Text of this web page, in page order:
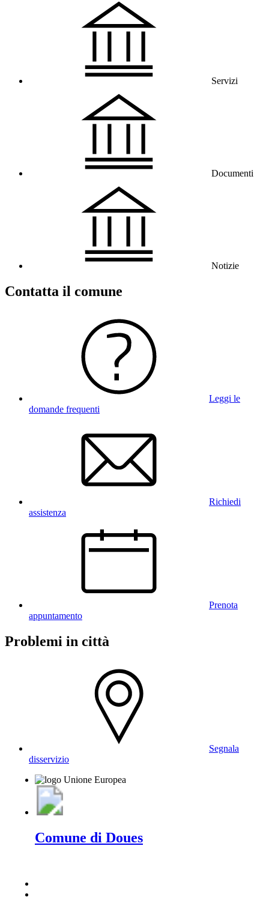
Servizi
Documenti
Notizie
Contatta il comune
Leggi le
domande frequenti
Richiedi
assistenza
Prenota
appuntamento
Problemi in città
Segnala
disservizio
Comune di Doues